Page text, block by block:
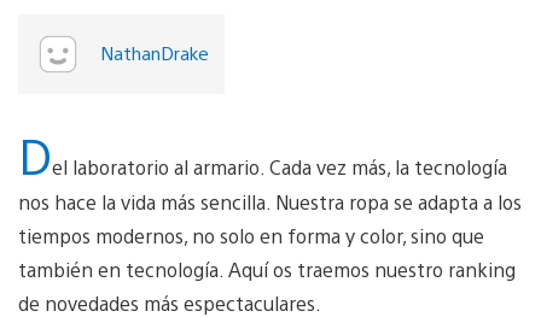
NathanDrake
Del laboratorio al armario. Cada vez más, la tecnología
nos hace la vida más sencilla. Nuestra ropa se adapta a los
tiempos modernos, no solo en forma y color, sino que
también en tecnología. Aquí os traemos nuestro ranking
de novedades más espectaculares.